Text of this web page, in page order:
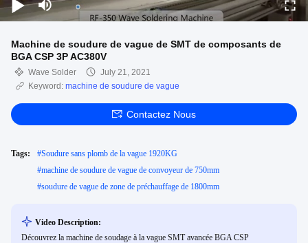
Machine de soudure de vague de SMT de composants de
BGA CSP 3P AC380V
Wave Solder
July 21, 2021
Keyword: machine de soudure de vague
Contactez Nous
Tags: #Soudure sans plomb de la vague 1920KG
#machine de soudure de vague de convoyeur de 750mm
#soudure de vague de zone de préchauffage de 1800mm
Video Description:
Découvrez la machine de soudage à la vague SMT avancée BGA CSP